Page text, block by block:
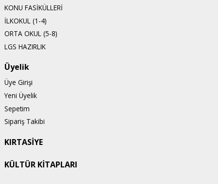
KONU FASİKÜLLERİ
İLKOKUL (1-4)
ORTA OKUL (5-8)
LGS HAZIRLIK
Üyelik
Üye Girişi
Yeni Üyelik
Sepetim
Sipariş Takibi
KIRTASİYE
KÜLTÜR KİTAPLARI